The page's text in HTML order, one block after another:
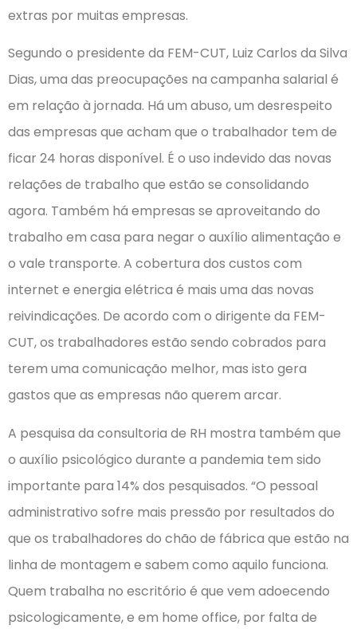
extras por muitas empresas.
Segundo o presidente da FEM-CUT, Luiz Carlos da Silva
Dias, uma das preocupações na campanha salarial é
em relação à jornada. Há um abuso, um desrespeito
das empresas que acham que o trabalhador tem de
ficar 24 horas disponível. É o uso indevido das novas
relações de trabalho que estão se consolidando
agora. Também há empresas se aproveitando do
trabalho em casa para negar o auxílio alimentação e
o vale transporte. A cobertura dos custos com
internet e energia elétrica é mais uma das novas
reivindicações. De acordo com o dirigente da FEM-
CUT, os trabalhadores estão sendo cobrados para
terem uma comunicação melhor, mas isto gera
gastos que as empresas não querem arcar.
A pesquisa da consultoria de RH mostra também que
o auxílio psicológico durante a pandemia tem sido
importante para 14% dos pesquisados. “O pessoal
administrativo sofre mais pressão por resultados do
que os trabalhadores do chão de fábrica que estão na
linha de montagem e sabem como aquilo funciona.
Quem trabalha no escritório é que vem adoecendo
psicologicamente, e em home office, por falta de